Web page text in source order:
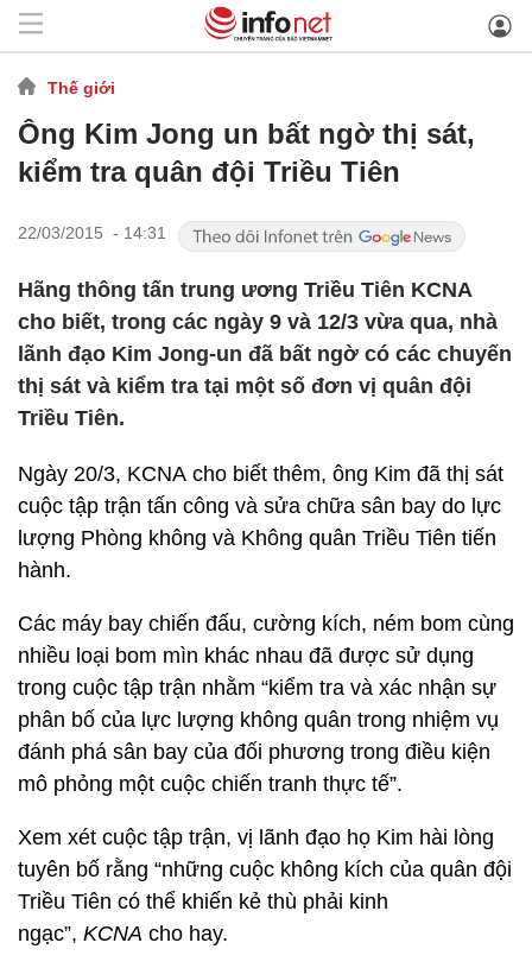
Thế giới
Ông Kim Jong un bất ngờ thị sát,
kiểm tra quân đội Triều Tiên
22/03/2015 - 14:31
Hãng thông tấn trung ương Triều Tiên KCNA
cho biết, trong các ngày 9 và 12/3 vừa qua, nhà
lãnh đạo Kim Jong-un đã bất ngờ có các chuyến
thị sát và kiểm tra tại một số đơn vị quân đội
Triều Tiên.
Ngày 20/3, KCNA cho biết thêm, ông Kim đã thị sát
cuộc tập trận tấn công và sửa chữa sân bay do lực
lượng Phòng không và Không quân Triều Tiên tiến
hành.
Các máy bay chiến đấu, cường kích, ném bom cùng
nhiều loại bom mìn khác nhau đã được sử dụng
trong cuộc tập trận nhằm “kiểm tra và xác nhận sự
phân bố của lực lượng không quân trong nhiệm vụ
đánh phá sân bay của đối phương trong điều kiện
mô phỏng một cuộc chiến tranh thực tế”.
Xem xét cuộc tập trận, vị lãnh đạo họ Kim hài lòng
tuyên bố rằng “những cuộc không kích của quân đội
Triều Tiên có thể khiến kẻ thù phải kinh
ngạc”, KCNA cho hay.